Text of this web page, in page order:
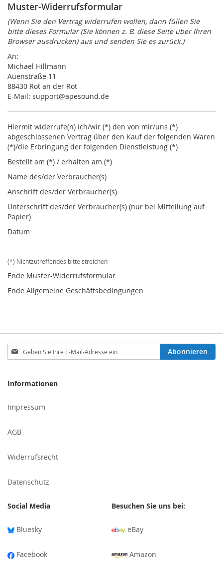
Muster-Widerrufsformular
(Wenn Sie den Vertrag widerrufen wollen, dann füllen Sie
bitte dieses Formular (Sie können z. B. diese Seite über Ihren
Browser ausdrucken) aus und senden Sie es zurück.)
An:
Michael Hillmann
Auenstraße 11
88430 Rot an der Rot
E-Mail: support@apesound.de
Hiermit widerrufe(n) ich/wir (*) den von mir/uns (*)
abgeschlossenen Vertrag über den Kauf der folgenden Waren
(*)/die Erbringung der folgenden Dienstleistung (*)
Bestellt am (*) / erhalten am (*)
Name des/der Verbraucher(s)
Anschrift des/der Verbraucher(s)
Unterschrift des/der Verbraucher(s) (nur bei Mitteilung auf
Papier)
Datum
(*) Nichtzutreffendes bitte streichen
Ende Muster-Widerrufsformular
Ende Allgemeine Geschäftsbedingungen
Melden
Sie
unseren
an:
Abonnieren
Informationen
Impressum
AGB
Widerrufsrecht
Datenschutz
Social Media
Bluesky
Facebook
Besuchen Sie uns bei:
eBay
Amazon